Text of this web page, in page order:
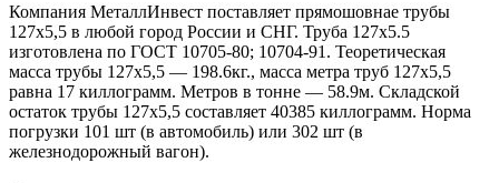
Компания МеталлИнвест поставляет прямошовнае трубы
127х5,5 в любой город России и СНГ. Труба 127х5.5
изготовлена по ГОСТ 10705-80; 10704-91. Теоретическая
масса трубы 127х5,5 — 198.6кг., масса метра труб 127х5,5
равна 17 киллограмм. Метров в тонне — 58.9м. Складской
остаток трубы 127х5,5 составляет 40385 киллограмм. Норма
погрузки 101 шт (в автомобиль) или 302 шт (в
железнодорожный вагон).